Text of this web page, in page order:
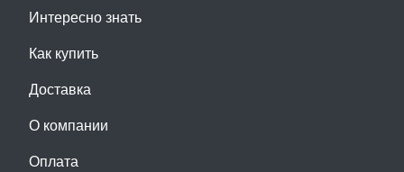
Интересно знать
Как купить
Доставка
О компании
Оплата